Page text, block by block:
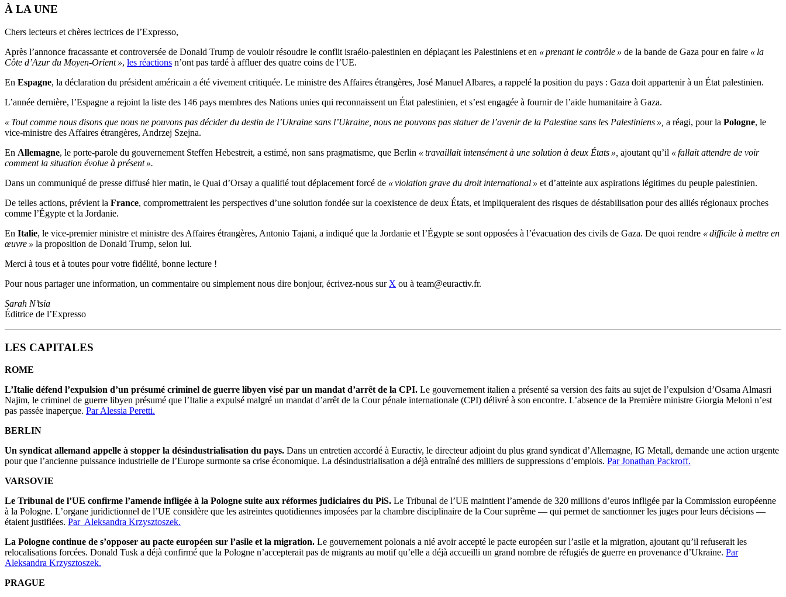
À LA UNE
Chers lecteurs et chères lectrices de l’Expresso,
Après l’annonce fracassante et controversée de Donald Trump de vouloir résoudre le conflit israélo-palestinien en déplaçant les Palestiniens et en « prenant le contrôle » de la bande de Gaza pour en faire « la
Côte d’Azur du Moyen-Orient », les réactions n’ont pas tardé à affluer des quatre coins de l’UE.
En Espagne, la déclaration du président américain a été vivement critiquée. Le ministre des Affaires étrangères, José Manuel Albares, a rappelé la position du pays : Gaza doit appartenir à un État palestinien.
L’année dernière, l’Espagne a rejoint la liste des 146 pays membres des Nations unies qui reconnaissent un État palestinien, et s’est engagée à fournir de l’aide humanitaire à Gaza.
« Tout comme nous disons que nous ne pouvons pas décider du destin de l’Ukraine sans l’Ukraine, nous ne pouvons pas statuer de l’avenir de la Palestine sans les Palestiniens », a réagi, pour la Pologne, le
vice-ministre des Affaires étrangères, Andrzej Szejna.
En Allemagne, le porte-parole du gouvernement Steffen Hebestreit, a estimé, non sans pragmatisme, que Berlin « travaillait intensément à une solution à deux États », ajoutant qu’il « fallait attendre de voir
comment la situation évolue à présent ».
Dans un communiqué de presse diffusé hier matin, le Quai d’Orsay a qualifié tout déplacement forcé de « violation grave du droit international » et d’atteinte aux aspirations légitimes du peuple palestinien.
De telles actions, prévient la France, compromettraient les perspectives d’une solution fondée sur la coexistence de deux États, et impliqueraient des risques de déstabilisation pour des alliés régionaux proches
comme l’Égypte et la Jordanie.
En Italie, le vice-premier ministre et ministre des Affaires étrangères, Antonio Tajani, a indiqué que la Jordanie et l’Égypte se sont opposées à l’évacuation des civils de Gaza. De quoi rendre « difficile à mettre en
œuvre » la proposition de Donald Trump, selon lui.
Merci à tous et à toutes pour votre fidélité, bonne lecture !
Pour nous partager une information, un commentaire ou simplement nous dire bonjour, écrivez-nous sur X ou à team@euractiv.fr.
Sarah N’tsia
Éditrice de l’Expresso
LES CAPITALES
ROME
L’Italie défend l’expulsion d’un présumé criminel de guerre libyen visé par un mandat d’arrêt de la CPI. Le gouvernement italien a présenté sa version des faits au sujet de l’expulsion d’Osama Almasri
Najim, le criminel de guerre libyen présumé que l’Italie a expulsé malgré un mandat d’arrêt de la Cour pénale internationale (CPI) délivré à son encontre. L’absence de la Première ministre Giorgia Meloni n’est
pas passée inaperçue. Par Alessia Peretti.
BERLIN
Un syndicat allemand appelle à stopper la désindustrialisation du pays. Dans un entretien accordé à Euractiv, le directeur adjoint du plus grand syndicat d’Allemagne, IG Metall, demande une action urgente
pour que l’ancienne puissance industrielle de l’Europe surmonte sa crise économique. La désindustrialisation a déjà entraîné des milliers de suppressions d’emplois. Par Jonathan Packroff.
VARSOVIE
Le Tribunal de l’UE confirme l’amende infligée à la Pologne suite aux réformes judiciaires du PiS. Le Tribunal de l’UE maintient l’amende de 320 millions d’euros infligée par la Commission européenne
à la Pologne. L’organe juridictionnel de l’UE considère que les astreintes quotidiennes imposées par la chambre disciplinaire de la Cour suprême — qui permet de sanctionner les juges pour leurs décisions —
étaient justifiées. Par Aleksandra Krzysztoszek.
La Pologne continue de s’opposer au pacte européen sur l’asile et la migration. Le gouvernement polonais a nié avoir accepté le pacte européen sur l’asile et la migration, ajoutant qu’il refuserait les
relocalisations forcées. Donald Tusk a déjà confirmé que la Pologne n’accepterait pas de migrants au motif qu’elle a déjà accueilli un grand nombre de réfugiés de guerre en provenance d’Ukraine. Par
Aleksandra Krzysztoszek.
PRAGUE